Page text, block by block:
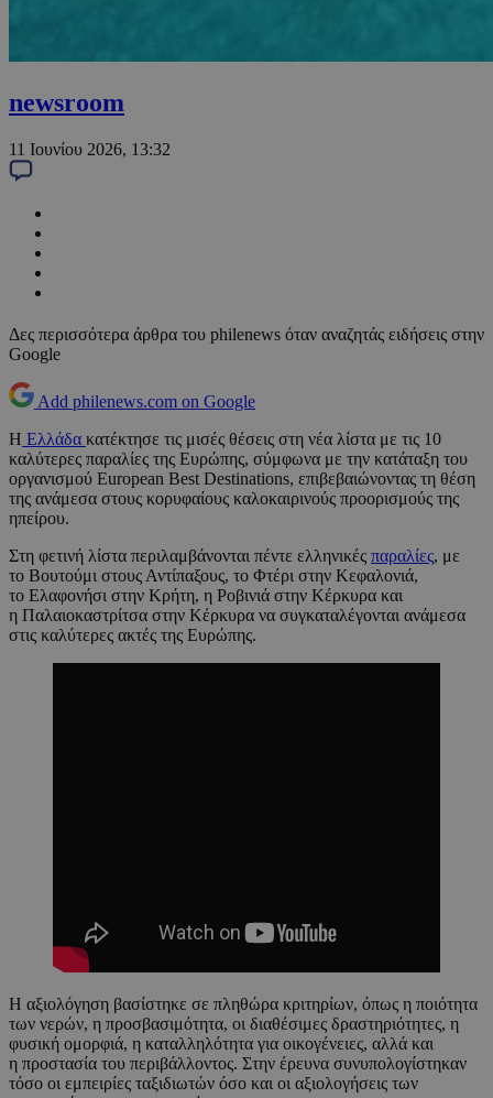
newsroom
11 Ιουνίου 2026, 13:32
Δες περισσότερα άρθρα του philenews όταν αναζητάς ειδήσεις στην
Google
Add philenews.com on Google
Η Ελλάδα κατέκτησε τις μισές θέσεις στη νέα λίστα με τις 10
καλύτερες παραλίες της Ευρώπης, σύμφωνα με την κατάταξη του
οργανισμού European Best Destinations, επιβεβαιώνοντας τη θέση
της ανάμεσα στους κορυφαίους καλοκαιρινούς προορισμούς της
ηπείρου.
Στη φετινή λίστα περιλαμβάνονται πέντε ελληνικές παραλίες, με
το Βουτούμι στους Αντίπαξους, το Φτέρι στην Κεφαλονιά,
το Ελαφονήσι στην Κρήτη, η Ροβινιά στην Κέρκυρα και
η Παλαιοκαστρίτσα στην Κέρκυρα να συγκαταλέγονται ανάμεσα
στις καλύτερες ακτές της Ευρώπης.
Η αξιολόγηση βασίστηκε σε πληθώρα κριτηρίων, όπως η ποιότητα
των νερών, η προσβασιμότητα, οι διαθέσιμες δραστηριότητες, η
φυσική ομορφιά, η καταλληλότητα για οικογένειες, αλλά και
η προστασία του περιβάλλοντος. Στην έρευνα συνυπολογίστηκαν
τόσο οι εμπειρίες ταξιδιωτών όσο και οι αξιολογήσεις των